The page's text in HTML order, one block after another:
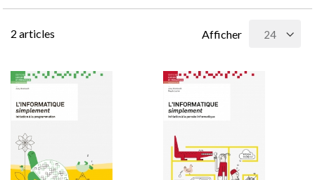
2 articles Afficher